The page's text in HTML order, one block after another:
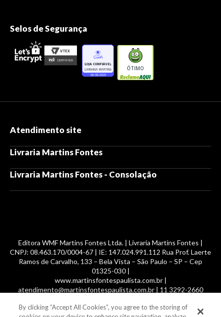
Selos de Segurança
ÓTIMO
Atendimento site
Livraria Martins Fontes
Livraria Martins Fontes - Consolação
Editora WMF Martins Fontes Ltda. | Livraria Martins Fontes |
CNPJ: 08.463.170/0004-67 | IE: 147.024.991.112 Rua Prof. Laerte
Ramos de Carvalho, 133 – Bela Vista – São Paulo – SP – Cep
01325-030 |
www.martinsfontespaulista.com.br |
atendimento@martinsfontespaulista.com.br | 11 3292-2660
© 2014 -2026, MartinsFontes livros nacionais e importados,
By clicking “Accept All Cookies”, you agree to the storing of